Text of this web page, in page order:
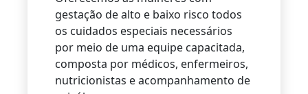
gestação de alto e baixo risco todos
os cuidados especiais necessários
por meio de uma equipe capacitada,
composta por médicos, enfermeiros,
nutricionistas e acompanhamento de